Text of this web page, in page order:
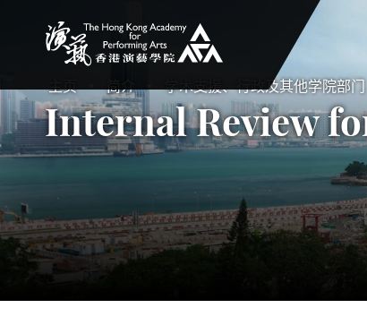
主页 简介 学术支援、行政及其他学院部门
Internal Review